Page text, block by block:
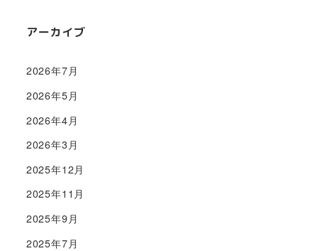
アーカイブ
2026年7月
2026年5月
2026年4月
2026年3月
2025年12月
2025年11月
2025年9月
2025年7月